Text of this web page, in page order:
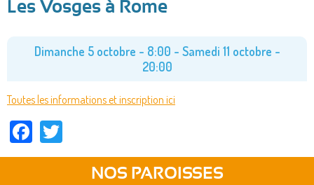
êtes
Les Vosges à Rome
Dimanche 5 octobre - 8:00 - Samedi 11 octobre -
20:00
Toutes les informations et inscription ici
Facebook
NOS PAROISSES